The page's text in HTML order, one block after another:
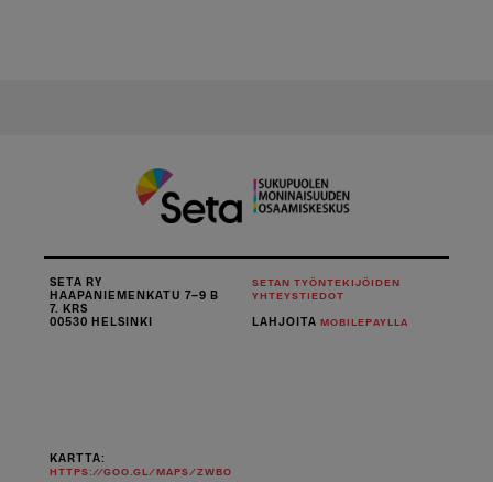
SETA RY
HAAPANIEMENKATU 7–9 B
7. KRS
00530 HELSINKI
SETAN TYÖNTEKIJÖIDEN
YHTEYSTIEDOT
LAHJOITA MOBILEPAYLLA
KARTTA:
HTTPS://GOO.GL/MAPS/ZWBO